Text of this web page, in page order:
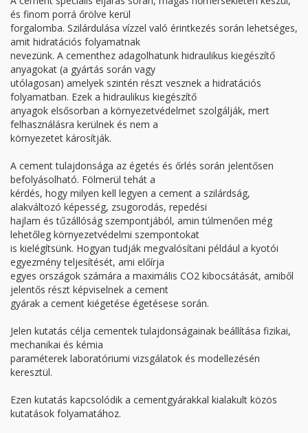
és finom porrá őrölve kerül
forgalomba. Szilárdulása vízzel való érintkezés során lehetséges,
amit hidratációs folyamatnak
nevezünk. A cementhez adagolhatunk hidraulikus kiegészítő
anyagokat (a gyártás során vagy
utólagosan) amelyek szintén részt vesznek a hidratációs
folyamatban. Ezek a hidraulikus kiegészítő
anyagok elsősorban a környezetvédelmet szolgálják, mert
felhasználásra kerülnek és nem a
környezetet károsítják.
A cement tulajdonsága az égetés és őrlés során jelentősen
befolyásolható. Fölmerül tehát a
kérdés, hogy milyen kell legyen a cement a szilárdság,
alakváltozó képesség, zsugorodás, repedési
hajlam és tűzállóság szempontjából, amin túlmenően még
lehetőleg környezetvédelmi szempontokat
is kielégítsünk. Hogyan tudják megvalósítani például a kyotói
egyezmény teljesítését, ami előírja
egyes országok számára a maximális CO2 kibocsátását, amiből
jelentős részt képviselnek a cement
gyárak a cement kiégetése égetésese során.
Jelen kutatás célja cementek tulajdonságainak beállítása fizikai,
mechanikai és kémia
paraméterek laboratóriumi vizsgálatok és modellezésén
keresztül.
Ezen kutatás kapcsolódik a cementgyárakkal kialakult közös
kutatások folyamatához.